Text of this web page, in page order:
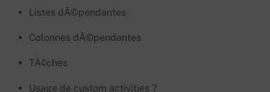
Listes dÃ©pendantes
Colonnes dÃ©pendantes
TÃ¢ches
Usage de custom activities ?